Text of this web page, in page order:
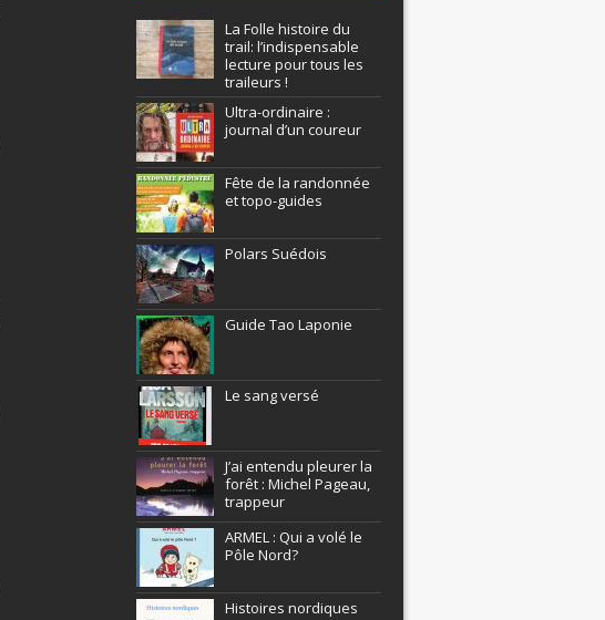
La Folle histoire du
trail: l’indispensable
lecture pour tous les
traileurs !
Ultra-ordinaire :
journal d’un coureur
Fête de la randonnée
et topo-guides
Polars Suédois
Guide Tao Laponie
Le sang versé
J’ai entendu pleurer la
forêt : Michel Pageau,
trappeur
ARMEL : Qui a volé le
Pôle Nord?
Histoires nordiques